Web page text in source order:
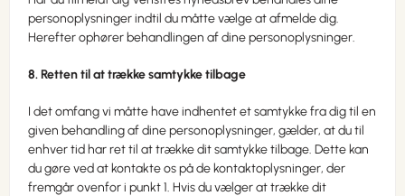
personoplysninger indtil du måtte vælge at afmelde dig.
Herefter ophører behandlingen af dine personoplysninger.
8. Retten til at trække samtykke tilbage
I det omfang vi måtte have indhentet et samtykke fra dig til en
given behandling af dine personoplysninger, gælder, at du til
enhver tid har ret til at trække dit samtykke tilbage. Dette kan
du gøre ved at kontakte os på de kontaktoplysninger, der
fremgår ovenfor i punkt 1. Hvis du vælger at trække dit